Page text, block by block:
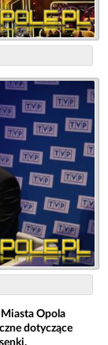
Miasta Opola
dotyczące